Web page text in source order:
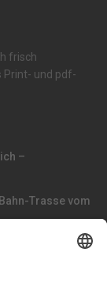
frisch
Print- und pdf-
–
Trasse vom
im Test